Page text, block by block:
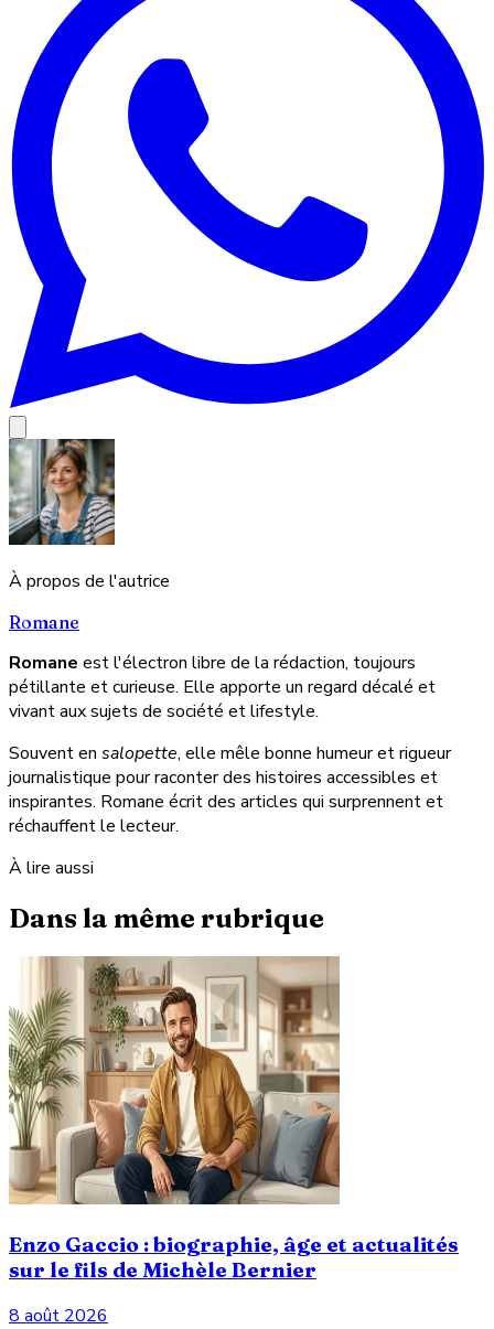
À propos de l'autrice
Romane
Romane est l'électron libre de la rédaction, toujours
pétillante et curieuse. Elle apporte un regard décalé et
vivant aux sujets de société et lifestyle.
Souvent en salopette, elle mêle bonne humeur et rigueur
journalistique pour raconter des histoires accessibles et
inspirantes. Romane écrit des articles qui surprennent et
réchauffent le lecteur.
À lire aussi
Dans la même rubrique
Enzo Gaccio : biographie, âge et actualités
sur le fils de Michèle Bernier
8 août 2026